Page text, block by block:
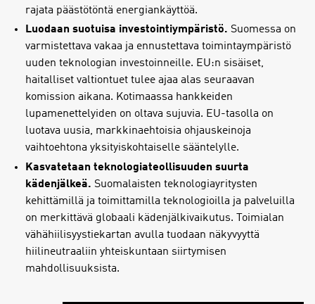
rajata päästötöntä energiankäyttöä.
Luodaan suotuisa investointiympäristö. Suomessa on
varmistettava vakaa ja ennustettava toimintaympäristö
uuden teknologian investoinneille. EU:n sisäiset,
haitalliset valtiontuet tulee ajaa alas seuraavan
komission aikana. Kotimaassa hankkeiden
lupamenettelyiden on oltava sujuvia. EU-tasolla on
luotava uusia, markkinaehtoisia ohjauskeinoja
vaihtoehtona yksityiskohtaiselle sääntelylle.
Kasvatetaan teknologiateollisuuden suurta
kädenjälkeä. Suomalaisten teknologiayritysten
kehittämillä ja toimittamilla teknologioilla ja palveluilla
on merkittävä globaali kädenjälkivaikutus. Toimialan
vähähiilisyystiekartan avulla tuodaan näkyvyyttä
hiilineutraaliin yhteiskuntaan siirtymisen
mahdollisuuksista.